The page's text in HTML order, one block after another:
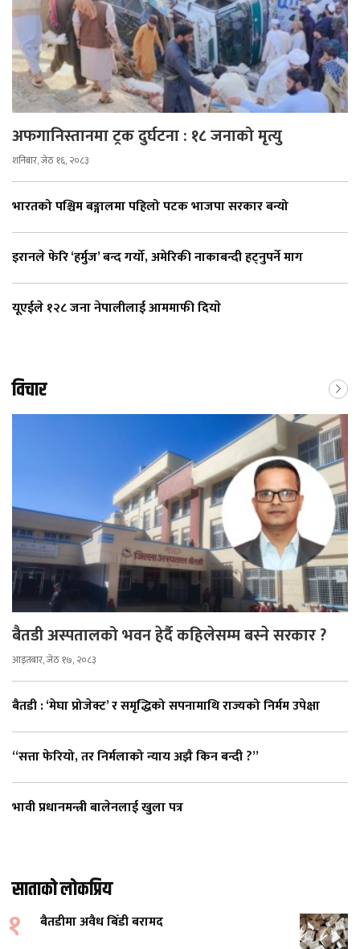
अफगानिस्तानमा ट्रक दुर्घटना : १८ जनाको मृत्यु
शनिबार, जेठ १६, २०८३
भारतको पश्चिम बङ्गालमा पहिलो पटक भाजपा सरकार बन्यो
इरानले फेरि ‘हर्मुज’ बन्द गर्यो, अमेरिकी नाकाबन्दी हट्नुपर्ने माग
यूएईले १२८ जना नेपालीलाई आममाफी दियाे
विचार
बैतडी अस्पतालको भवन हेर्दै कहिलेसम्म बस्ने सरकार ?
आइतबार, जेठ १७, २०८३
बैतडी : ‘मेघा प्रोजेक्ट’ र समृद्धिको सपनामाथि राज्यको निर्मम उपेक्षा
“सत्ता फेरियो, तर निर्मलाको न्याय अझै किन बन्दी ?”
भावी प्रधानमन्त्री बालेनलाई खुला पत्र
साताको लोकप्रिय
१ बैतडीमा अवैध बिँडी बरामद